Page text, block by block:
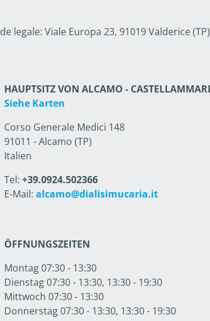
legale: Viale Europa 23, 91019 Valderice
HAUPTSITZ VON ALCAMO -
Siehe Karten
Corso Generale Medici 148
91011 - Alcamo (TP)
Italien
Tel: +39.0924.502366
E-Mail: alcamo@dialisimucaria.it
ÖFFNUNGSZEITEN
Montag 07:30 - 13:30
Dienstag 07:30 - 13:30, 13:30 - 19:30
Mittwoch 07:30 - 13:30
Donnerstag 07:30 - 13:30, 13:30 - 19:30